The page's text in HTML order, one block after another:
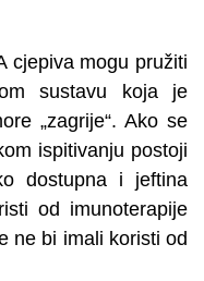
cjepiva mogu pružiti
sustavu koja je
„zagrije“. Ako se
ispitivanju postoji
dostupna i jeftina
od imunoterapije
ne bi imali koristi od